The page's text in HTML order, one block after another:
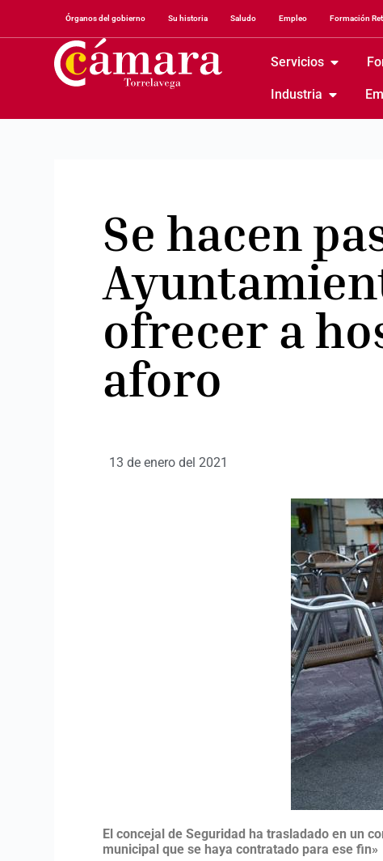
Órganos del gobierno Su historia Saludo Empleo Formación
Servicios
Industria
Se hacen
ofrecer a
aforo
13 de enero del 2021
El concejal de Seguridad ha trasladado en un
municipal que se haya contratado para ese fin»